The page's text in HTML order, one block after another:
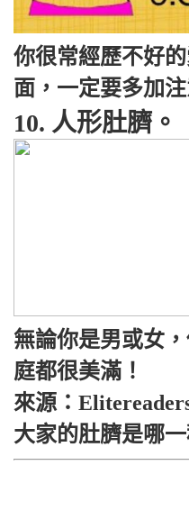
你很常經歷不好
面，一定要多加注
10. 人形肚臍。
無論你是男或女
庭都很美滿！
來源：
大家的肚臍是哪